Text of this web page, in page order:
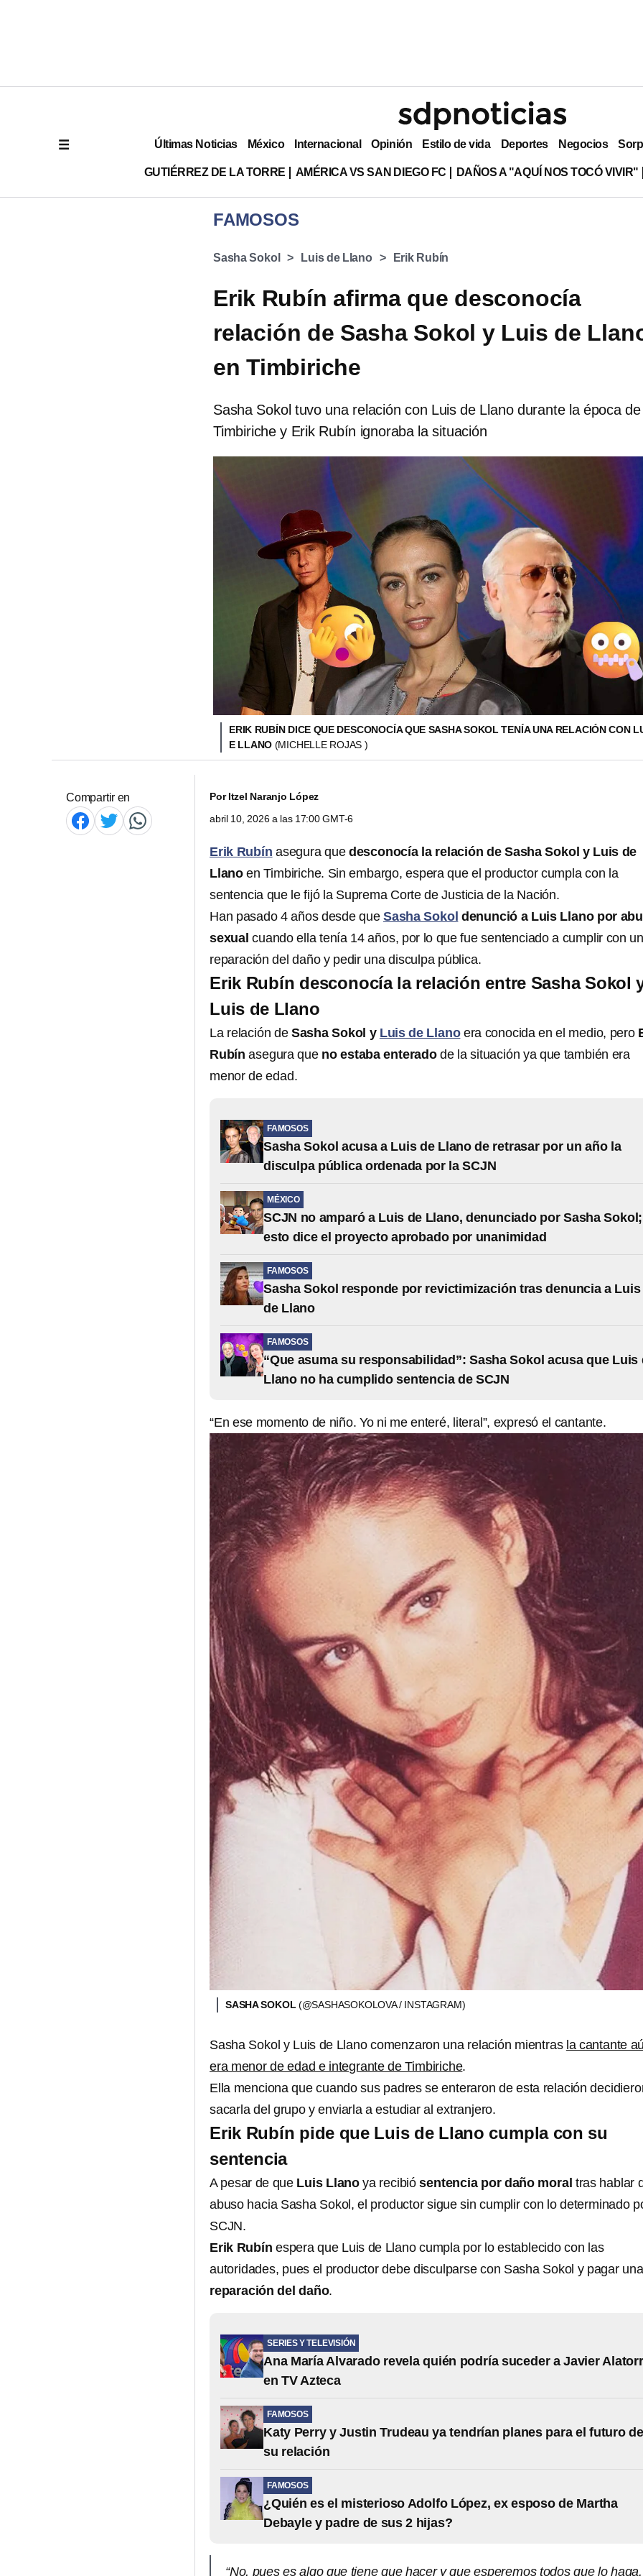
Últimas Noticias México Internacional Opinión Estilo de vida Deportes Negocios
GUTIÉRREZ DE LA TORRE AMÉRICA VS SAN DIEGO FC DAÑOS A "AQUÍ NOS TOCÓ VIVIR"
FAMOSOS
Sasha Sokol Luis de Llano Erik Rubín
Erik Rubín afirma que desconocía
relación de Sasha Sokol y Luis de
en Timbiriche
Sasha Sokol tuvo una relación con Luis de Llano durante la época de
Timbiriche y Erik Rubín ignoraba la situación
ERIK RUBÍN DICE QUE DESCONOCÍA QUE SASHA SOKOL TENÍA UNA RELACIÓN CON
E LLANO (MICHELLE ROJAS )
Compartir en PorItzel Naranjo López
abril 10, 2026 a las 17:00 GMT-6
Erik Rubín asegura que desconocía la relación de Sasha Sokol y Luis de
Llano en Timbiriche. Sin embargo, espera que el productor cumpla con la
sentencia que le fijó la Suprema Corte de Justicia de la Nación.
Han pasado 4 años desde que Sasha Sokol denunció a Luis Llano por
sexual cuando ella tenía 14 años, por lo que fue sentenciado a cumplir con
reparación del daño y pedir una disculpa pública.
Erik Rubín desconocía la relación entre Sasha Sokol
Luis de Llano
La relación de Sasha Sokol y Luis de Llanoera conocida en el medio, pero
Rubín asegura que no estaba enteradode la situación ya que también era
menor de edad.
FAMOSOS
Sasha Sokol acusa a Luis de Llano de retrasar por un año la
disculpa pública ordenada por la SCJN
MÉXICO
SCJN no amparó a Luis de Llano, denunciado por Sasha Sokol;
esto dice el proyecto aprobado por unanimidad
FAMOSOS
Sasha Sokol responde por revictimización tras denuncia a Luis
de Llano
FAMOSOS
“Que asuma su responsabilidad”: Sasha Sokol acusa que Luis
Llano no ha cumplido sentencia de SCJN
“En ese momento de niño. Yo ni me enteré, literal”, expresó el cantante.
SASHA SOKOL (@SASHASOKOLOVA / INSTAGRAM)
Sasha Sokol y Luis de Llano comenzaron una relación mientras la cantante
era menor de edad e integrante de Timbiriche.
Ella menciona que cuando sus padres se enteraron de esta relación
sacarla del grupo y enviarla a estudiar al extranjero.
Erik Rubín pide que Luis de Llano cumpla con su
sentencia
A pesar de que Luis Llanoya recibiósentencia por daño moral tras hablar
abuso hacia Sasha Sokol, el productor sigue sin cumplir con lo determinado
SCJN.
Erik Rubín espera que Luis de Llano cumpla por lo establecido con las
autoridades, pues el productor debe disculparse con Sasha Sokol y pagar una
reparación del daño.
SERIES Y TELEVISIÓN
Ana María Alvarado revela quién podría suceder a Javier
en TV Azteca
FAMOSOS
Katy Perry y Justin Trudeau ya tendrían planes para el futuro de
su relación
FAMOSOS
¿Quién es el misterioso Adolfo López, ex esposo de Martha
Debayle y padre de sus 2 hijas?
“No, pues es algo que tiene que hacer y que esperemos todos que lo haga.